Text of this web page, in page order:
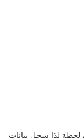
الإعدادية المنيا 2019 في أي لحظة لذا سجل بيانات